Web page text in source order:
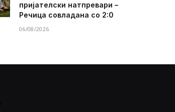
пријателски натпревари –
Речица совладана со 2:0
06/08/2026